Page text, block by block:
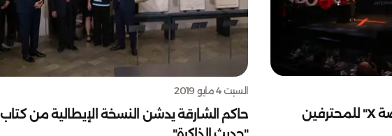
"اكسبوجر 2023" يطلق "المنصة X" للمحترفين
السبت 4 مايو 2019
حاكم الشارقة يدشن النسخة الإيطالية من كتاب